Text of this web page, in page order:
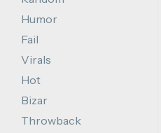
Humor
Fail
Virals
Hot
Bizar
Throwback